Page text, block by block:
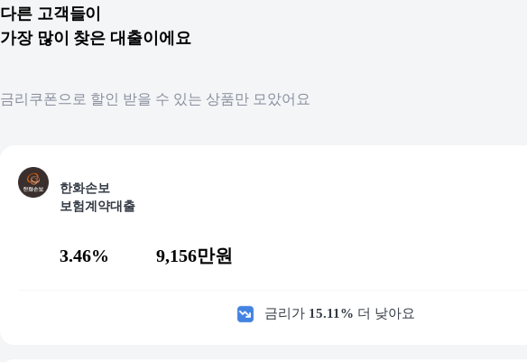
다른 고객들이
가장 많이 찾은 대출이에요
금리쿠폰으로 할인 받을 수 있는 상품만 모았어요
한화손보
보험계약대출
3.46% 9,156만원
금리가 15.11 % 더 낮아요